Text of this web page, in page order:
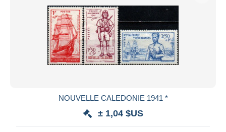
Appliquer
NOUVELLE CALEDONIE 1941 *
± 1,04 $US